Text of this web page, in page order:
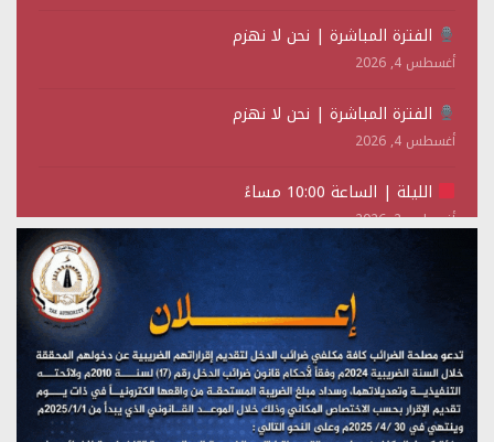
الفترة المباشرة | نحن لا نهزم
أغسطس 4, 2026
الفترة المباشرة | نحن لا نهزم
أغسطس 4, 2026
الليلة | الساعة 10:00 مساءً
أغسطس 2, 2026
تستمعون لبرنامج (حدث في مثل هذا اليوم)
(نحن لا نهزم) بث مباشر
يوليو 28, 2026
تستمعون لبرنامج (هندسة الوهم)